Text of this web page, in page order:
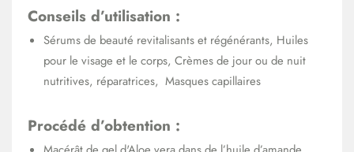
Conseils d’utilisation :
Sérums de beauté revitalisants et régénérants, Huiles
pour le visage et le corps, Crèmes de jour ou de nuit
nutritives, réparatrices, Masques capillaires
Procédé d’obtention :